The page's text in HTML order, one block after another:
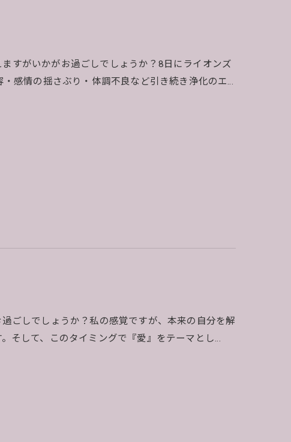
すがいかがお過ごしでしょうか？8日にライオンズ
感情の揺さぶり・体調不良など引き続き浄化のエ…
ごしでしょうか？私の感覚ですが、本来の自分を解
そして、このタイミングで『愛』をテーマとし…